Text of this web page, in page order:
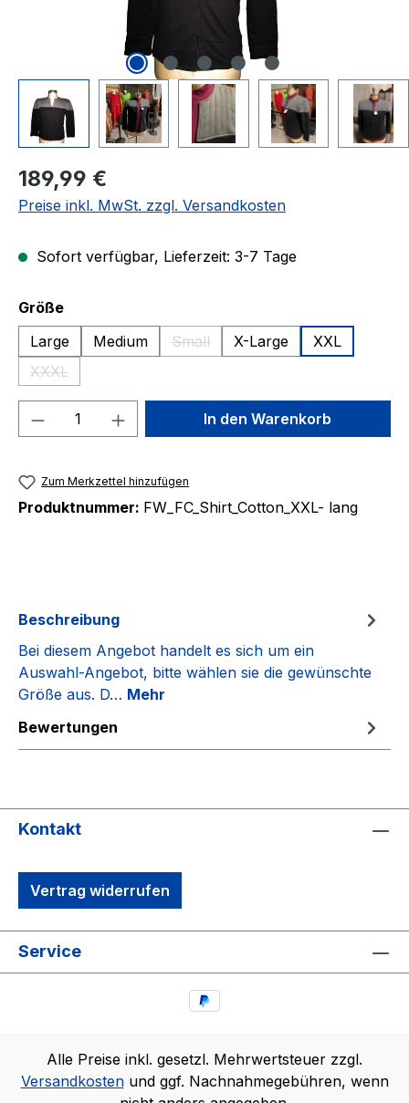
Regulärer Preis:
189,99 €
Preise inkl. MwSt. zzgl. Versandkosten
Sofort verfügbar, Lieferzeit: 3-7 Tage
Größeauswählen
Large
Medium Small
(Diese Option ist zurzeit nicht
X-Large
XXL
XXXL
(Diese Option ist zurzeit nicht verfügbar.)
Produkt Anzahl: Gib denIn den Warenkorb
Zum Merkzettel hinzufügen
Produktnummer: FW_FC_Shirt_Cotton_XXL- lang
Beschreibung
Bei diesem Angebot handelt es sich um ein
Auswahl-Angebot, bitte wählen sie die gewünschte
Größe aus. D… Mehr
Bewertungen
Kontakt
Vertrag widerrufen
Service
Alle Preise inkl. gesetzl. Mehrwertsteuer zzgl.
Versandkostenund ggf. Nachnahmegebühren, wenn